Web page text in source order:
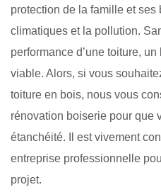
protection de la famille et
climatiques et la pollution.
performance d’une toiture,
viable. Alors, si vous
toiture en bois, nous vous
rénovation boiserie pour que
étanchéité. Il est vivement
entreprise professionnelle
projet.